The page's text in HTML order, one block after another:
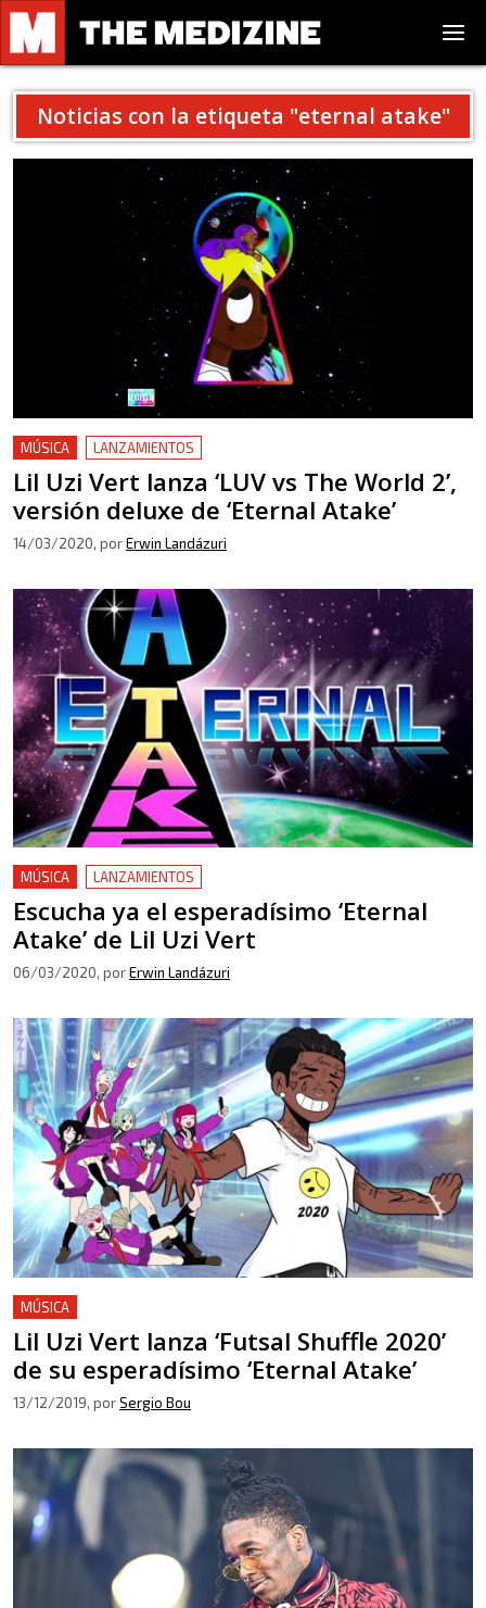
Noticias con la etiqueta "eternal atake"
MÚSICA LANZAMIENTOS
Lil Uzi Vert lanza ‘LUV vs The World 2’,
versión deluxe de ‘Eternal Atake’
14/03/2020, porErwin Landázuri
MÚSICA LANZAMIENTOS
Escucha ya el esperadísimo ‘Eternal
Atake’ de Lil Uzi Vert
06/03/2020, porErwin Landázuri
MÚSICA
Lil Uzi Vert lanza ‘Futsal Shuffle 2020’
de su esperadísimo ‘Eternal Atake’
13/12/2019, porSergio Bou